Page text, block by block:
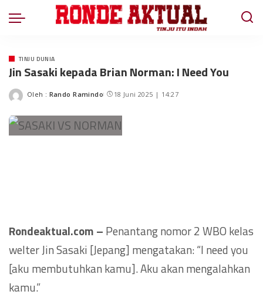
TINJU DUNIA
Jin Sasaki kepada Brian Norman: I Need You
Oleh : Rando Ramindo 18 Juni 2025 | 14:27
Rondeaktual.com – Penantang nomor 2 WBO kelas
welter Jin Sasaki [Jepang] mengatakan: “I need you
[aku membutuhkan kamu]. Aku akan mengalahkan
kamu.”